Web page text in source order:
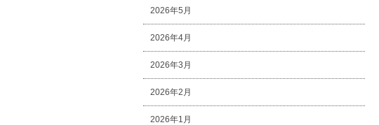
2026年5月
2026年4月
2026年3月
2026年2月
2026年1月